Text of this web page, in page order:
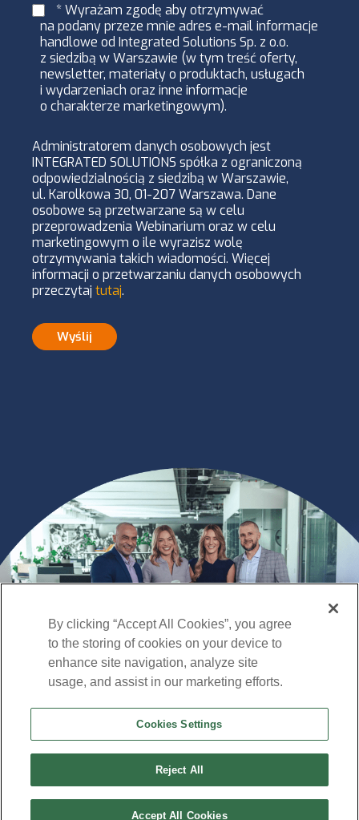
* Wyrażam zgodę aby otrzymywać
na podany przeze mnie adres e-mail informacje
handlowe od Integrated Solutions Sp. z o.o.
z siedzibą w Warszawie (w tym treść oferty,
newsletter, materiały o produktach, usługach
i wydarzeniach oraz inne informacje
o charakterze marketingowym).
Administratorem danych osobowych jest
INTEGRATED SOLUTIONS spółka z ograniczoną
odpowiedzialnością z siedzibą w Warszawie,
ul. Karolkowa 30, 01-207 Warszawa. Dane
osobowe są przetwarzane są w celu
przeprowadzenia Webinarium oraz w celu
marketingowym o ile wyrazisz wolę
otrzymywania takich wiadomości. Więcej
informacji o przetwarzaniu danych osobowych
przeczytaj tutaj.
Wyślij
© 2023 INTEGRATED SOLUTIONS
By clicking “Accept All Cookies”, you agree
to the storing of cookies on your device to
enhance site navigation, analyze site
usage, and assist in our marketing efforts.
Cookies Settings
Reject All
Accept All Cookies